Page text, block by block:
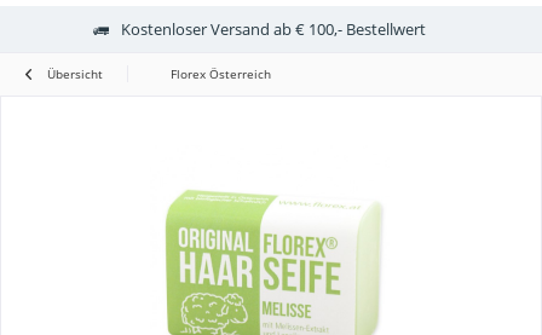
Kostenloser Versand ab € 100,- Bestellwert
Übersicht Florex Österreich